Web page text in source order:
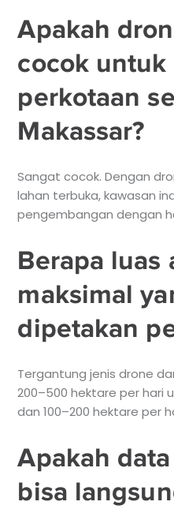
Apakah
cocok untuk
perkotaan
Makassar?
Sangat cocok. Dengan
lahan terbuka, kawasan
pengembangan dengan
Berapa luas
maksimal
dipetakan
Tergantung jenis drone
200–500 hektare per hari
dan 100–200 hektare per
Apakah
bisa